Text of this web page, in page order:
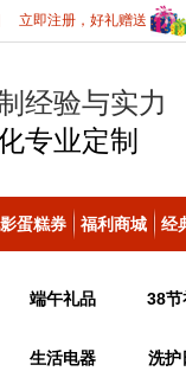
立即注册，好礼赠送
经验与实力
专业定制
蛋糕券 福利商城 经
端午礼品 38节
生活电器 洗护